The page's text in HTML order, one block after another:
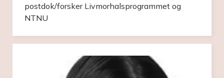
postdok/forsker Livmorhalsprogrammet og
NTNU